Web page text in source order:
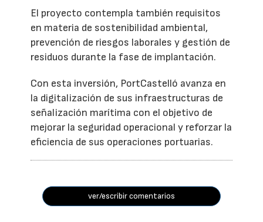
El proyecto contempla también requisitos
en materia de sostenibilidad ambiental,
prevención de riesgos laborales y gestión de
residuos durante la fase de implantación.
Con esta inversión, PortCastelló avanza en
la digitalización de sus infraestructuras de
señalización marítima con el objetivo de
mejorar la seguridad operacional y reforzar la
eficiencia de sus operaciones portuarias.
ver/escribir comentarios